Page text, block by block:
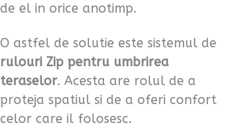
de el in orice anotimp.
O astfel de solutie este sistemul de
rulouri Zip pentru umbrirea
teraselor. Acesta are rolul de a
proteja spatiul si de a oferi confort
celor care il folosesc.